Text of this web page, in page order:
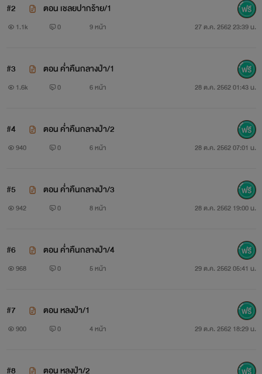
นี้ ด้วยการลักพาตัว
ลูกสาวสุดที่รักของ นายเลิศ ไปเป็นเมียเชลย เพื่อให้คนที่เคย
ทำลายครอบครัวของตน ได้อับอายสังคม ที่ลูกสาวท้องไม่มีพ่อ
สองหัวใจ ที่มีไฟแค้นเป็นเรื่องหล่อเลี้ยง ต้องพล่าผลาญกัน
อย่างที่ไม่มีใคร ยอมให้กัน
ไฟแค้นครั้งนี้ จะมีอะไรดับได้ !
สนุกหรือไม่
ขอแนะนำอีบุ๊ค ผลงานของช่อชมพู ราคาเบาๆ
#2 ตอน เชลยปากร้าย/1
1.1k 0 9 หน้า 27 ต.ค. 2562 23:39 น.
#3 ตอน ค่ำคืนกลางป่า/1
1.6k 0 6 หน้า 28 ต.ค. 2562 01:43 น.
#4 ตอน ค่ำคืนกลางป่า/2
940 0 6 หน้า 28 ต.ค. 2562 07:01 น.
#5 ตอน ค่ำคืนกลางป่า/3
942 0 8 หน้า 28 ต.ค. 2562 19:00 น.
#6 ตอน ค่ำคืนกลางป่า/4
968 0 5 หน้า 29 ต.ค. 2562 05:41 น.
#7 ตอน หลงป่า/1
900 0 4 หน้า 29 ต.ค. 2562 18:29 น.
#8 ตอน หลงป่า/2